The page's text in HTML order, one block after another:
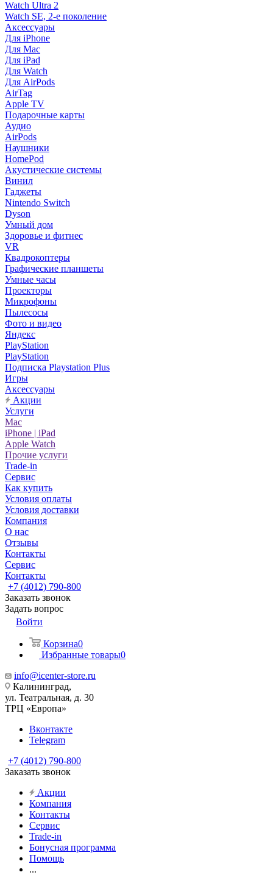
Watch Ultra 2
Watch SE, 2-е поколение
Аксессуары
Для iPhone
Для Mac
Для iPad
Для Watch
Для AirPods
AirTag
Apple TV
Подарочные карты
Аудио
AirPods
Наушники
HomePod
Акустические системы
Винил
Гаджеты
Nintendo Switch
Dyson
Умный дом
Здоровье и фитнес
VR
Квадрокоптеры
Графические планшеты
Умные часы
Проекторы
Микрофоны
Пылесосы
Фото и видео
Яндекс
PlayStation
PlayStation
Подписка Playstation Plus
Игры
Аксессуары
Акции
Услуги
Mac
iPhone | iPad
Apple Watch
Прочие услуги
Trade-in
Сервис
Как купить
Условия оплаты
Условия доставки
Компания
О нас
Отзывы
Контакты
Сервис
Контакты
+7 (4012) 790-800
Заказать звонок
Задать вопрос
Войти
Корзина0
Избранные товары0
info@icenter-store.ru
Калининград,
ул. Театральная, д. 30
ТРЦ «Европа»
Вконтакте
Telegram
+7 (4012) 790-800
Заказать звонок
Акции
Компания
Контакты
Сервис
Trade-in
Бонусная программа
Помощь
...